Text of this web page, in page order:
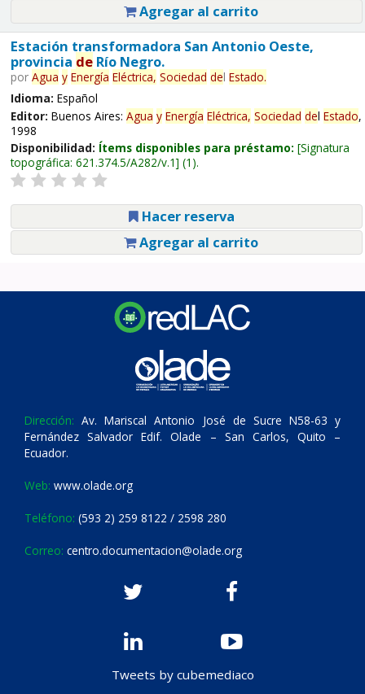
Agregar al carrito
Estación transformadora San Antonio Oeste,
provincia deRío Negro.
por Agua y Energía Eléctrica, Sociedad del Estado.
Idioma: Español
Editor: Buenos Aires: Agua y Energía Eléctrica, Sociedad del Estado,
1998
Disponibilidad: Ítems disponibles para préstamo: Signatura
topográfica: 621.374.5/A282/v.1 (1).
Hacer reserva
Agregar al carrito
Dirección: Av. Mariscal Antonio José de Sucre N58-63 y
Fernández Salvador Edif. Olade – San Carlos, Quito –
Ecuador.
Web: www.olade.org
Teléfono: (593 2) 259 8122 / 2598 280
Correo: centro.documentacion@olade.org
Tweets by cubemediaco